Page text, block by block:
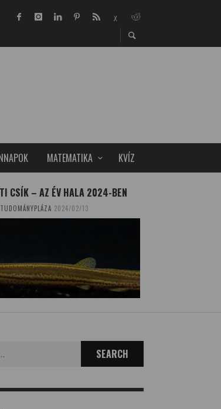
MATEMATIKA KVÍZ
CSÍK – AZ ÉV HALA 2024-BEN
TUDOMÁNYPLÁZA 2024/02/13